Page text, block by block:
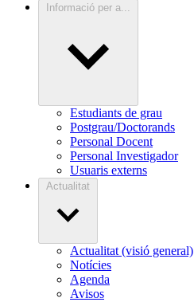
Informació per a...
Estudiants de grau
Postgrau/Doctorands
Personal Docent
Personal Investigador
Usuaris externs
Actualitat
Actualitat (visió general)
Notícies
Agenda
Avisos